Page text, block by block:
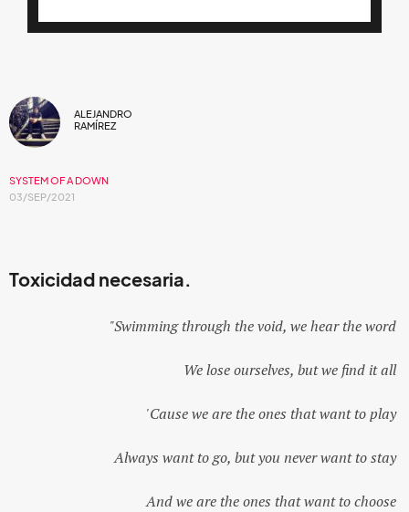
ALEJANDRO
RAMÍREZ
SYSTEM OF A DOWN
03/SEP/2021
Toxicidad necesaria.
"Swimming through the void, we hear the word
We lose ourselves, but we find it all
'Cause we are the ones that want to play
Always want to go, but you never want to stay
And we are the ones that want to choose